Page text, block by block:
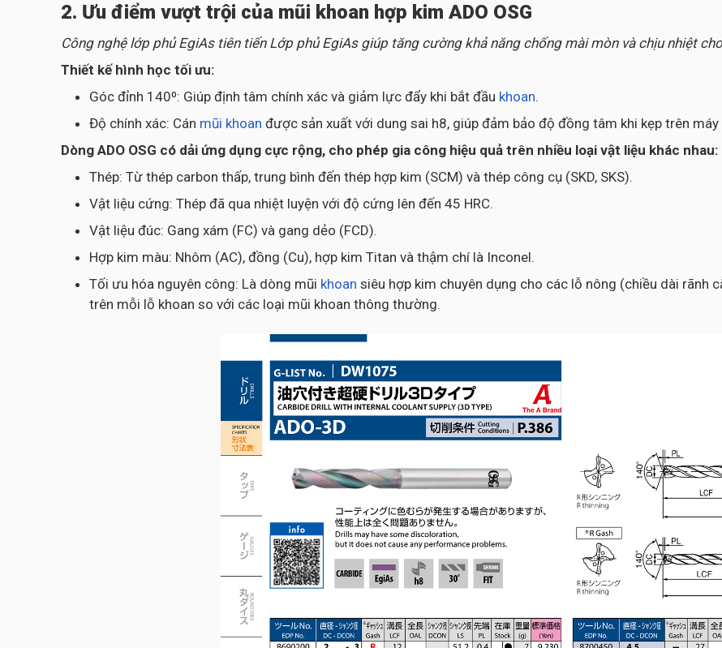
2. Ưu điểm vượt trội của mũi khoan hợp kim ADO OSG
Công nghệ lớp phủ EgiAs tiên tiến Lớp phủ EgiAs giúp tăng cường khả năng chống mài mòn và chịu nhiệt
Thiết kế hình học tối ưu:
Góc đỉnh 140⁰: Giúp định tâm chính xác và giảm lực đẩy khi bắt đầu khoan.
Độ chính xác: Cán mũi khoan được sản xuất với dung sai h8, giúp đảm bảo độ đồng tâm khi kẹp trên máy
Dòng ADO OSG có dải ứng dụng cực rộng, cho phép gia công hiệu quả trên nhiều loại vật liệu khác nhau:
Thép: Từ thép carbon thấp, trung bình đến thép hợp kim (SCM) và thép công cụ (SKD, SKS).
Vật liệu cứng: Thép đã qua nhiệt luyện với độ cứng lên đến 45 HRC.
Vật liệu đúc: Gang xám (FC) và gang dẻo (FCD).
Hợp kim màu: Nhôm (AC), đồng (Cu), hợp kim Titan và thậm chí là Inconel.
Tối ưu hóa nguyên công: Là dòng mũi khoan siêu hợp kim chuyên dụng cho các lỗ nông (chiều dài rãnh
trên mỗi lỗ khoan so với các loại mũi khoan thông thường.